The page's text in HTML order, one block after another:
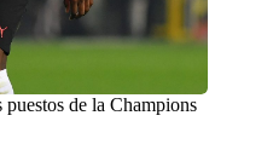
de la Champions